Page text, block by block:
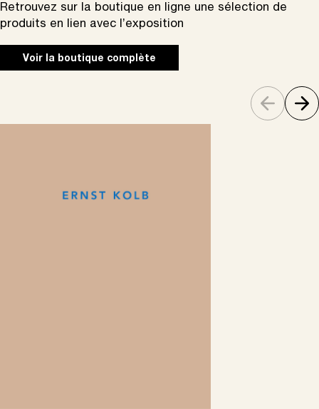
Retrouvez sur la boutique en ligne une sélection de
produits en lien avec l’exposition
Voir la boutique complète